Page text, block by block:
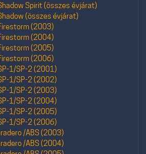
Spirit (összes évjárat)
(összes évjárat)
(2003)
(2004)
(2005)
(2006)
1/SP-2 (2001)
1/SP-2 (2002)
1/SP-2 (2003)
1/SP-2 (2004)
1/SP-2 (2005)
1/SP-2 (2006)
/ABS (2003)
/ABS (2004)